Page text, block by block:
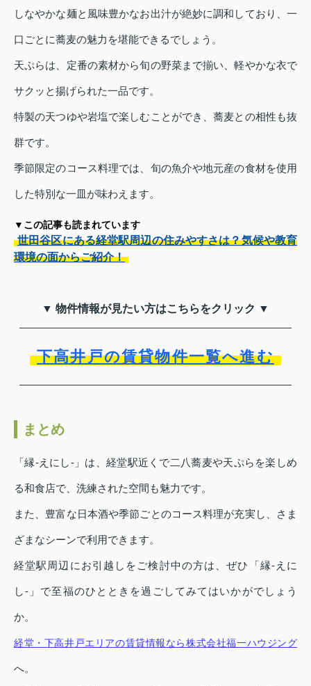
しなやかな麺と風味豊かなお出汁が絶妙に調和しており、一
口ごとに蕎麦の魅力を堪能できるでしょう。
天ぷらは、定番の素材から旬の野菜まで揃い、軽やかな衣で
サクッと揚げられた一品です。
特製の天つゆや岩塩で楽しむことができ、蕎麦との相性も抜
群です。
季節限定のコース料理では、旬の魚介や地元産の食材を使用
した特別な一皿が味わえます。
▼この記事も読まれています
世田谷区にある経堂駅周辺の住みやすさは？気候や教育
環境の面からご紹介！
▼ 物件情報が見たい方はこちらをクリック ▼
下高井戸の賃貸物件一覧へ進む
まとめ
「縁‐えにし‐」は、経堂駅近くで二八蕎麦や天ぷらを楽しめ
る和食店で、洗練された空間も魅力です。
また、豊富な日本酒や季節ごとのコース料理が充実し、さま
ざまなシーンで利用できます。
経堂駅周辺にお引越しをご検討中の方は、ぜひ「縁‐えに
し‐」で至福のひとときを過ごしてみてはいかがでしょう
か。
経堂・下高井戸エリアの賃貸情報なら株式会社福一ハウジング
へ。